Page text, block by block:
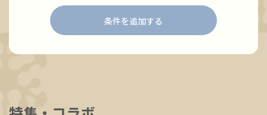
条件を追加する